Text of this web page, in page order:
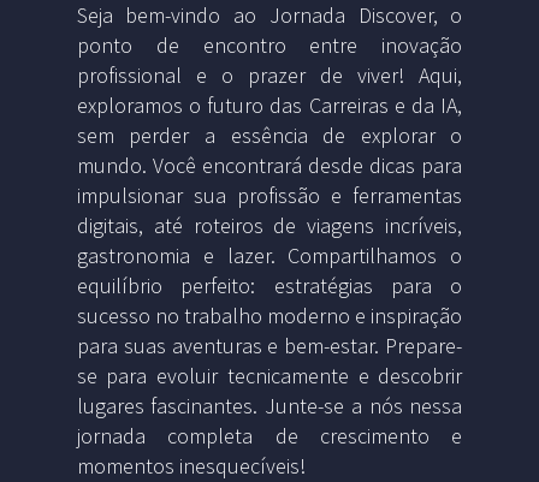
Seja bem-vindo ao Jornada Discover, o
ponto de encontro entre inovação
profissional e o prazer de viver! Aqui,
exploramos o futuro das Carreiras e da IA,
sem perder a essência de explorar o
mundo. Você encontrará desde dicas para
impulsionar sua profissão e ferramentas
digitais, até roteiros de viagens incríveis,
gastronomia e lazer. Compartilhamos o
equilíbrio perfeito: estratégias para o
sucesso no trabalho moderno e inspiração
para suas aventuras e bem-estar. Prepare-
se para evoluir tecnicamente e descobrir
lugares fascinantes. Junte-se a nós nessa
jornada completa de crescimento e
momentos inesquecíveis!